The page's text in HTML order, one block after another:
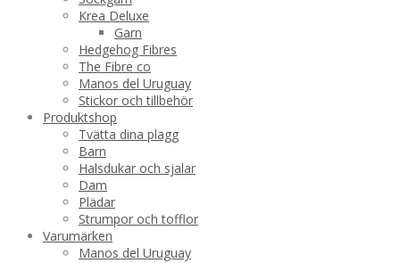
Krea Deluxe
Garn
Hedgehog Fibres
The Fibre co
Manos del Uruguay
Stickor och tillbehör
Produktshop
Tvätta dina plagg
Barn
Halsdukar och sjalar
Dam
Plädar
Strumpor och tofflor
Varumärken
Manos del Uruguay